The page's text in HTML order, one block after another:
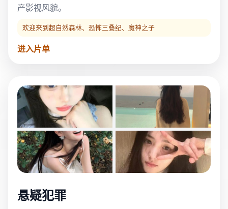
产影视风貌。
欢迎来到超自然森林、恐怖三叠纪、魔神之子
进入片单
悬疑犯罪